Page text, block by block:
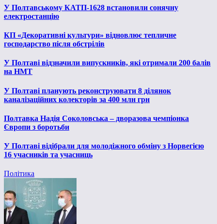
У Полтавському КАТП-1628 встановили сонячну
електростанцію
КП «Декоративні культури» відновлює тепличне
господарство після обстрілів
У Полтаві відзначили випускників, які отримали 200 балів
на НМТ
У Полтаві планують реконструювати 8 ділянок
каналізаційних колекторів за 400 млн грн
Полтавка Надія Соколовська – дворазова чемпіонка
Європи з боротьби
У Полтаві відібрали для молодіжного обміну з Норвегією
16 учасників та учасниць
Політика